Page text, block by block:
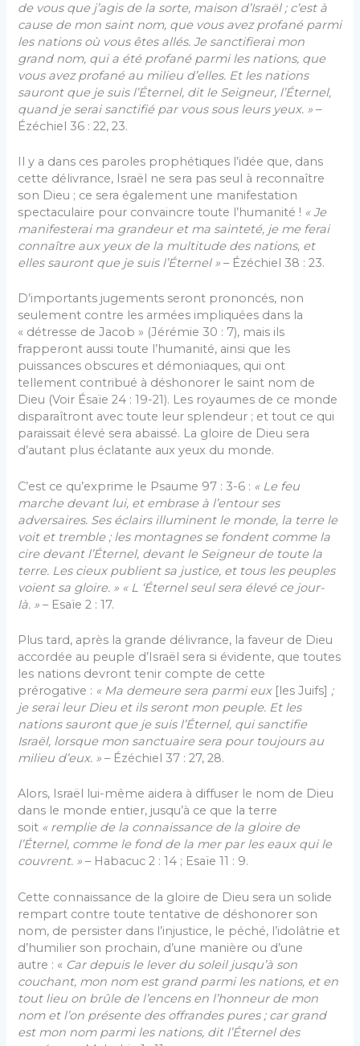
de vous que j’agis de la sorte, maison d’Israël ; c’est à
cause de mon saint nom, que vous avez profané parmi
les nations où vous êtes allés. Je sanctifierai mon
grand nom, qui a été profané parmi les nations, que
vous avez profané au milieu d’elles. Et les nations
sauront que je suis l’Éternel, dit le Seigneur, l’Éternel,
quand je serai sanctifié par vous sous leurs yeux. » –
Ézéchiel 36 : 22, 23.
Il y a dans ces paroles prophétiques l’idée que, dans
cette délivrance, Israël ne sera pas seul à reconnaître
son Dieu ; ce sera également une manifestation
spectaculaire pour convaincre toute l’humanité ! « Je
manifesterai ma grandeur et ma sainteté, je me ferai
connaître aux yeux de la multitude des nations, et
elles sauront que je suis l’Éternel » – Ézéchiel 38 : 23.
D’importants jugements seront prononcés, non
seulement contre les armées impliquées dans la
« détresse de Jacob » (Jérémie 30 : 7), mais ils
frapperont aussi toute l’humanité, ainsi que les
puissances obscures et démoniaques, qui ont
tellement contribué à déshonorer le saint nom de
Dieu (Voir Ésaïe 24 : 19-21). Les royaumes de ce monde
disparaîtront avec toute leur splendeur ; et tout ce qui
paraissait élevé sera abaissé. La gloire de Dieu sera
d’autant plus éclatante aux yeux du monde.
C’est ce qu’exprime le Psaume 97 : 3-6 : « Le feu
marche devant lui, et embrase à l’entour ses
adversaires. Ses éclairs illuminent le monde, la terre le
voit et tremble ; les montagnes se fondent comme la
cire devant l’Éternel, devant le Seigneur de toute la
terre. Les cieux publient sa justice, et tous les peuples
voient sa gloire. » « L ‘Éternel seul sera élevé ce jour-
là. » – Esaïe 2 : 17.
Plus tard, après la grande délivrance, la faveur de Dieu
accordée au peuple d’Israël sera si évidente, que toutes
les nations devront tenir compte de cette
prérogative : « Ma demeure sera parmi eux[les Juifs] ;
je serai leur Dieu et ils seront mon peuple. Et les
nations sauront que je suis l’Éternel, qui sanctifie
Israël, lorsque mon sanctuaire sera pour toujours au
milieu d’eux. » – Ézéchiel 37 : 27, 28.
Alors, Israël lui-même aidera à diffuser le nom de Dieu
dans le monde entier, jusqu’à ce que la terre
soit « remplie de la connaissance de la gloire de
l’Éternel, comme le fond de la mer par les eaux qui le
couvrent. » – Habacuc 2 : 14 ; Esaïe 11 : 9.
Cette connaissance de la gloire de Dieu sera un solide
rempart contre toute tentative de déshonorer son
nom, de persister dans l’injustice, le péché, l’idolâtrie et
d’humilier son prochain, d’une manière ou d’une
autre : « Car depuis le lever du soleil jusqu’à son
couchant, mon nom est grand parmi les nations, et en
tout lieu on brûle de l’encens en l’honneur de mon
nom et l’on présente des offrandes pures ; car grand
est mon nom parmi les nations, dit l’Éternel des